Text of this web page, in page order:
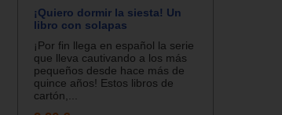
¡Quiero dormir la siesta! Un
libro con solapas
¡Por fin llega en español la serie
que lleva cautivando a los más
pequeños desde hace más de
quince años! Estos libros de
cartón,...